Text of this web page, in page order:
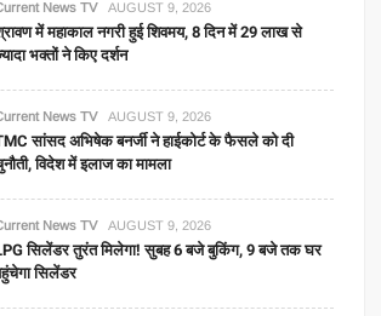
News TV AUGUST 9, 2026
में महाकाल नगरी हुई शिवमय, 8 दिन में 29 लाख से
भक्तों ने किए दर्शन
News TV AUGUST 9, 2026
सांसद अभिषेक बनर्जी ने हाईकोर्ट के फैसले को दी
विदेश में इलाज का मामला
News TV AUGUST 9, 2026
सिलेंडर तुरंत मिलेगा! सुबह 6 बजे बुकिंग, 9 बजे तक घर
सिलेंडर